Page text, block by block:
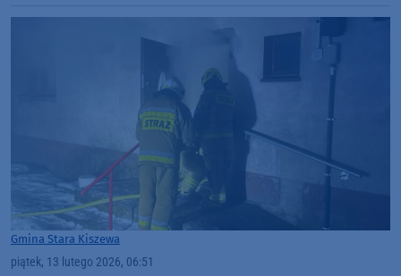
Gmina Stara Kiszewa
piątek, 13 lutego 2026, 06:51